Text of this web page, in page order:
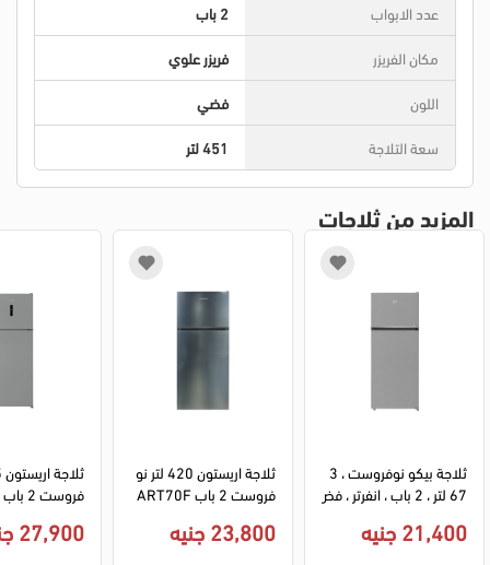
عدد الابواب
2 باب
مكان الفريزر
فريزر علوي
اللون
فضي
سعة التلاجة
451 لتر
المزيد من ثلاجات
ثلاجة بيكو نوفروست ، 3
67 لتر ، 2 باب ، انفرتر ، فض
EG
21,400 جنيه
ثلاجة اريستون 420 لتر نو
فروست 2 باب ART70F
23,800 جنيه - سيلفر
27,900 جنيه